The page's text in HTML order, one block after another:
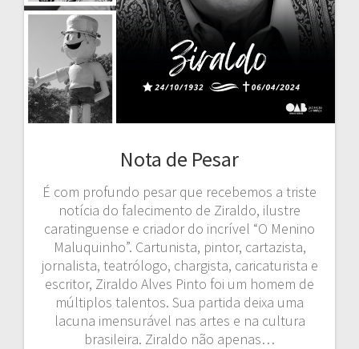
Nota de Pesar
É com profundo pesar que recebemos a triste
notícia do falecimento de Ziraldo, ilustre
caratinguense e criador do incrível “O Menino
Maluquinho”. Cartunista, pintor, cartazista,
jornalista, teatrólogo, chargista, caricaturista e
escritor, Ziraldo Alves Pinto foi um homem de
múltiplos talentos. Sua partida deixa uma
lacuna imensurável nas artes e na cultura
brasileira. Ziraldo não apenas…